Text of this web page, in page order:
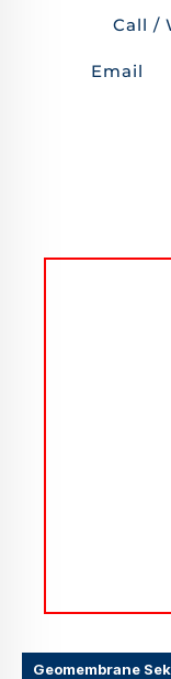
Call /
Email :
Geomembrane